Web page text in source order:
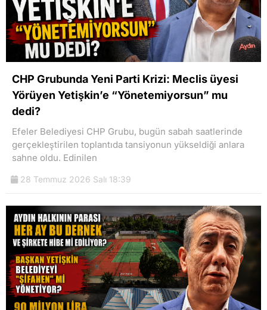
CHP Grubunda Yeni Parti Krizi: Meclis üyesi
Yörüyen Yetişkin’e “Yönetemiyorsun” mu
dedi?
Efeler Belediyesi CHP Grubu, bugün sabah saatlerinde
gerçekleştirilen toplantıda tansiyonun yükseldiği anlara
sahne oldu. Edinilen
28 Temmuz 2026 Salı 18:39